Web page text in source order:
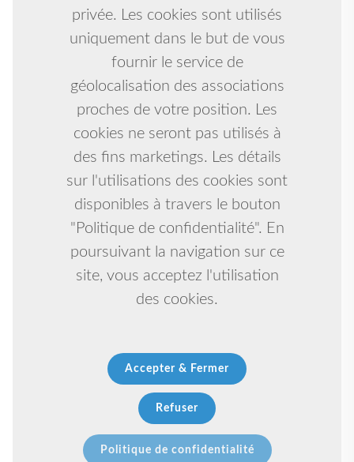
privée. Les cookies sont utilisés
uniquement dans le but de vous
fournir le service de
géolocalisation des associations
proches de votre position. Les
cookies ne seront pas utilisés à
des fins marketings. Les détails
sur l'utilisations des cookies sont
disponibles à travers le bouton
"Politique de confidentialité". En
poursuivant la navigation sur ce
site, vous acceptez l'utilisation
des cookies.
Accepter & Fermer
Refuser
Politique de confidentialité